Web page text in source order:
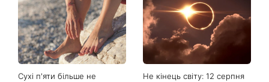
Сухі п'яти більше не
Не кінець світу: 12 серпня